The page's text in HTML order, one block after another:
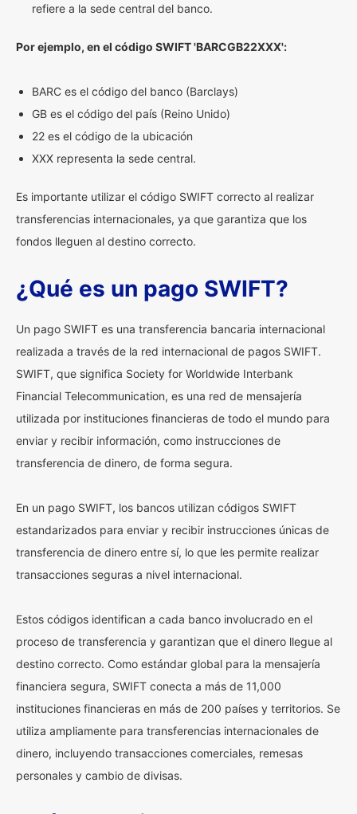
refiere a la sede central del banco.
Por ejemplo, en el código SWIFT 'BARCGB22XXX':
BARC es el código del banco (Barclays)
GB es el código del país (Reino Unido)
22 es el código de la ubicación
XXX representa la sede central.
Es importante utilizar el código SWIFT correcto al realizar
transferencias internacionales, ya que garantiza que los
fondos lleguen al destino correcto.
¿Qué es un pago SWIFT?
Un pago SWIFT es una transferencia bancaria internacional
realizada a través de la red internacional de pagos SWIFT.
SWIFT, que significa Society for Worldwide Interbank
Financial Telecommunication, es una red de mensajería
utilizada por instituciones financieras de todo el mundo para
enviar y recibir información, como instrucciones de
transferencia de dinero, de forma segura.
En un pago SWIFT, los bancos utilizan códigos SWIFT
estandarizados para enviar y recibir instrucciones únicas de
transferencia de dinero entre sí, lo que les permite realizar
transacciones seguras a nivel internacional.
Estos códigos identifican a cada banco involucrado en el
proceso de transferencia y garantizan que el dinero llegue al
destino correcto. Como estándar global para la mensajería
financiera segura, SWIFT conecta a más de 11,000
instituciones financieras en más de 200 países y territorios. Se
utiliza ampliamente para transferencias internacionales de
dinero, incluyendo transacciones comerciales, remesas
personales y cambio de divisas.